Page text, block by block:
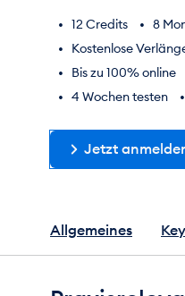
12 Credits
8
Kostenlose
Bis zu 100% online
4 Wochen testen
Jetzt
Allgemeines